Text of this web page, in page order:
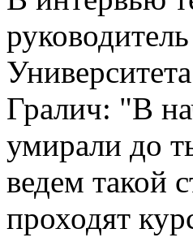
Гралич: "В
умирали до
ведем такой
проходят